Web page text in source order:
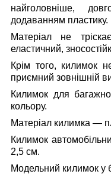
найголовніше,
додаванням пластику.
Матеріал не
еластичний,
Крім того, килимок
приємний зовнішній
Килимок для
кольору.
Матеріал килимка —
Килимок
2,5 см.
Модельний килимок у